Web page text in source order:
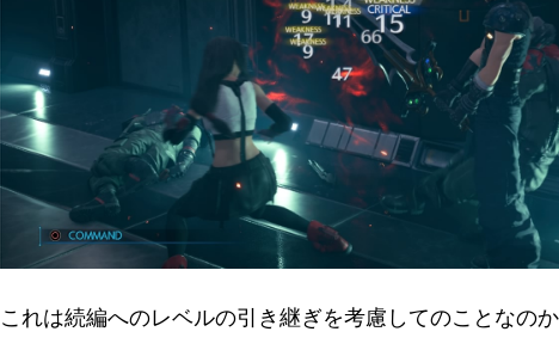
これは続編へのレベルの引き継ぎを考慮してのことなの